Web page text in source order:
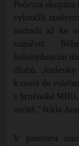
Početná
vykročili
nádraží až ke
náměstí.
kolemjdoucím
dluhů.
k cestě do
v brněnské
určitě,“ řekla
V prostoru